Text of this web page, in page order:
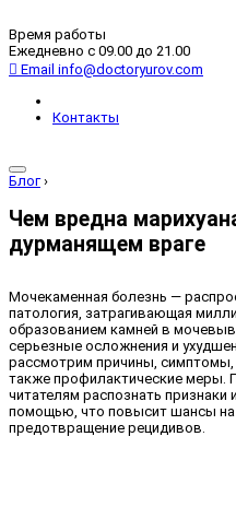
Время работы
Ежедневно с 09.00 до 21.00
Email info@doctoryurov.com
Контакты
Блог ›
Чем вредна
дурманящем враге
Мочекаменная болезнь —
патология, затрагивающая
образованием камней в
серьезные осложнения и
рассмотрим причины, симптомы,
также профилактические меры.
читателям распознать признаки
помощью, что повысит шансы на
предотвращение рецидивов.